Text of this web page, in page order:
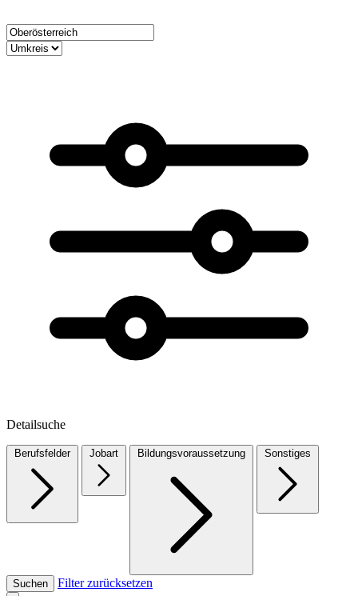
Detailsuche
Berufsfelder Jobart Bildungsvoraussetzung Sonstiges
Suchen Filter zurücksetzen